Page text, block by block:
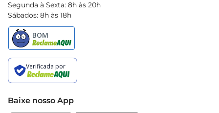
Segunda à Sexta: 8h às 20h
Sábados: 8h às 18h
Baixe nosso App